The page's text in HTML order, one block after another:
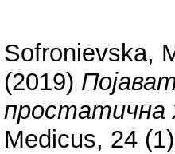
Sofronievska,
(2019)
простатична
Medicus, 24